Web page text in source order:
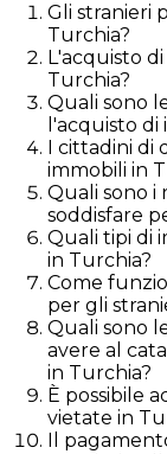
Gli stranieri
Turchia?
L'acquisto
Turchia?
Quali sono
l'acquisto di
I cittadini di
immobili in
Quali sono i
soddisfare
Quali tipi di
in Turchia?
Come
per gli
Quali sono
avere al
in Turchia?
È possibile
vietate in
Il